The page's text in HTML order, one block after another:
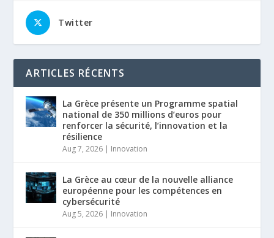
Twitter
ARTICLES RÉCENTS
La Grèce présente un Programme spatial
national de 350 millions d’euros pour
renforcer la sécurité, l’innovation et la
résilience
Aug 7, 2026 | Innovation
La Grèce au cœur de la nouvelle alliance
européenne pour les compétences en
cybersécurité
Aug 5, 2026 | Innovation